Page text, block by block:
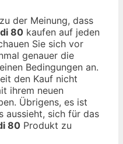
der Meinung, dass
80 kaufen auf jeden
Sie sich vor
genauer die
Bedingungen an.
den Kauf nicht
ihrem neuen
Übrigens, es ist
aussieht, sich für das
80 Produkt zu